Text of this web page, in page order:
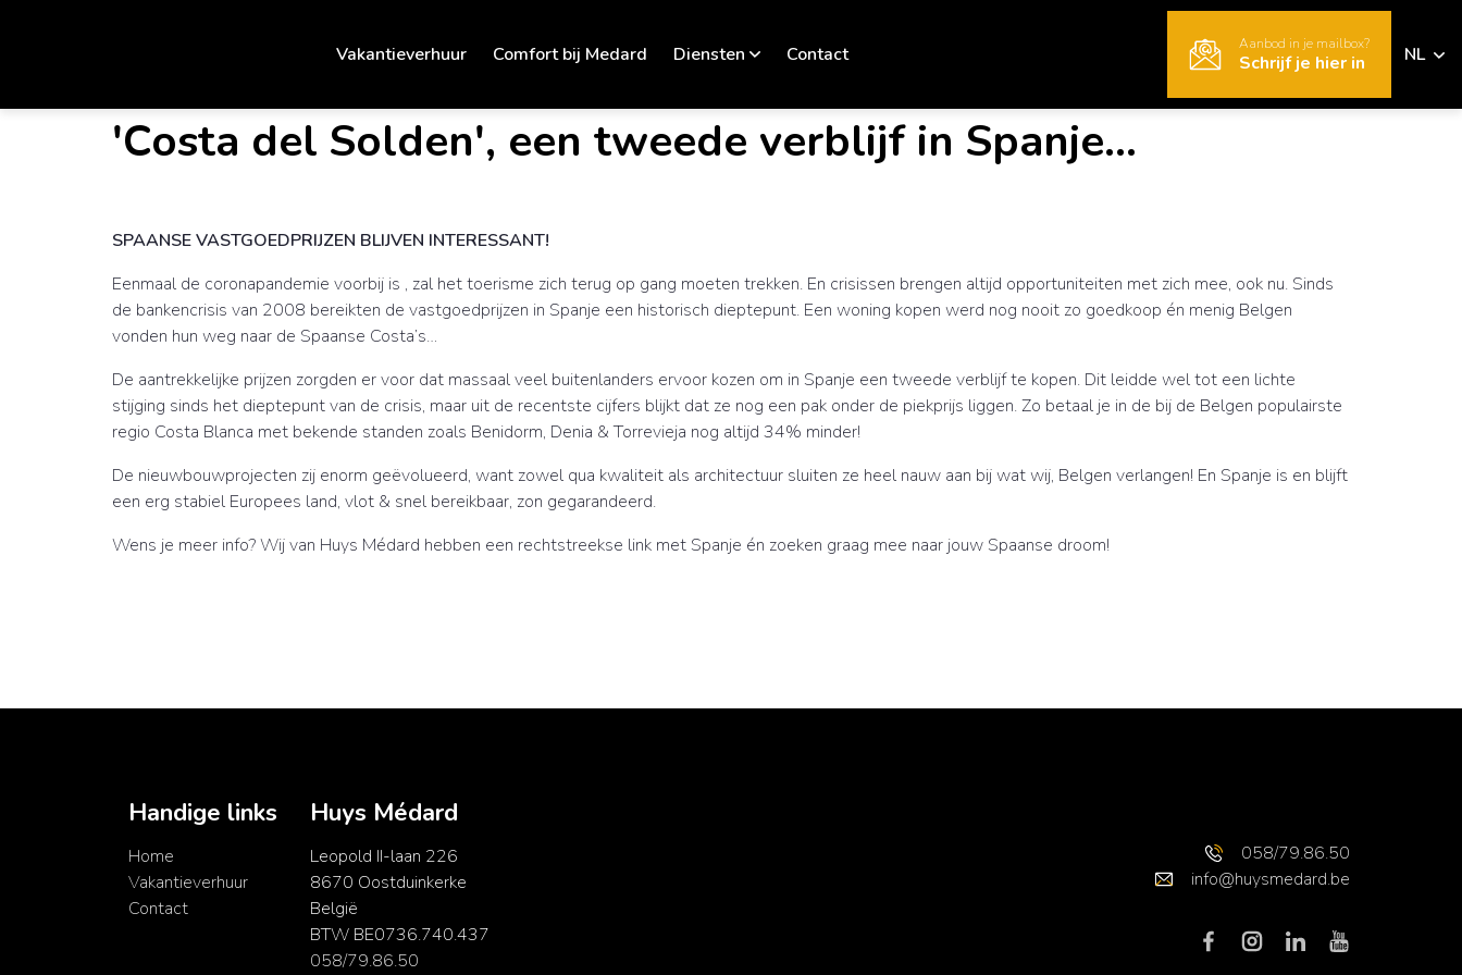
Vakantieverhuur Comfort bij Medard Diensten Contact Aanbod in je mailbox?
Schrijf je hier in NL
'Costa del Solden', een tweede verblijf in Spanje...
SPAANSE VASTGOEDPRIJZEN BLIJVEN INTERESSANT!
Eenmaal de coronapandemie voorbij is , zal het toerisme zich terug op gang moeten trekken. En crisissen brengen altijd opportuniteiten met zich mee, ook nu. Sinds
de bankencrisis van 2008 bereikten de vastgoedprijzen in Spanje een historisch dieptepunt. Een woning kopen werd nog nooit zo goedkoop én menig Belgen
vonden hun weg naar de Spaanse Costa’s…
De aantrekkelijke prijzen zorgden er voor dat massaal veel buitenlanders ervoor kozen om in Spanje een tweede verblijf te kopen. Dit leidde wel tot een lichte
stijging sinds het dieptepunt van de crisis, maar uit de recentste cijfers blijkt dat ze nog een pak onder de piekprijs liggen. Zo betaal je in de bij de Belgen populairste
regio Costa Blanca met bekende standen zoals Benidorm, Denia & Torrevieja nog altijd 34% minder!
De nieuwbouwprojecten zij enorm geëvolueerd, want zowel qua kwaliteit als architectuur sluiten ze heel nauw aan bij wat wij, Belgen verlangen! En Spanje is en blijft
een erg stabiel Europees land, vlot & snel bereikbaar, zon gegarandeerd.
Wens je meer info? Wij van Huys Médard hebben een rechtstreekse link met Spanje én zoeken graag mee naar jouw Spaanse droom!
Handige links
Home
Vakantieverhuur
Contact
Huys Médard
Leopold II-laan 226
8670 Oostduinkerke
België
BTW BE0736.740.437
058/79.86.50
058/79.86.50
info@huysmedard.be